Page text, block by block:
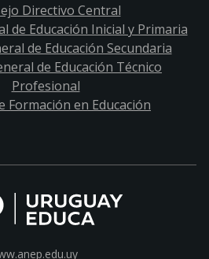
Directivo Central
de Educación Inicial y Primaria
de Educación Secundaria
de Educación Técnico
Profesional
Formación en Educación